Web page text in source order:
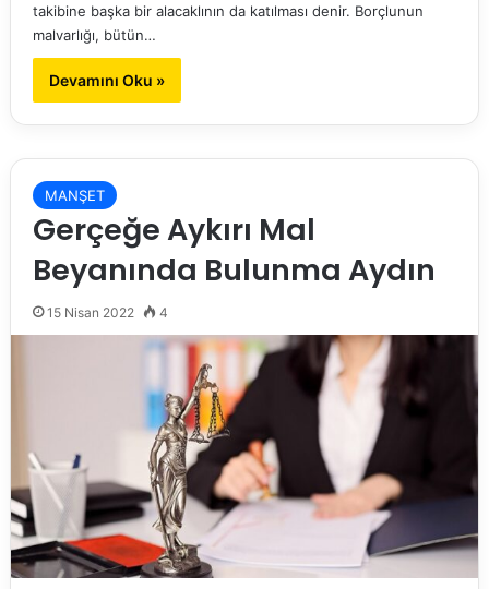
takibine başka bir alacaklının da katılması denir. Borçlunun
malvarlığı, bütün…
Devamını Oku »
MANŞET
Gerçeğe Aykırı Mal
Beyanında Bulunma Aydın
15 Nisan 2022 4